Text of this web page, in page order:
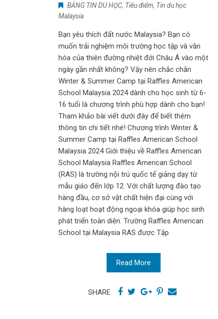
BẢNG TIN DU HỌC, Tiêu điểm, Tin du học
Malaysia
Bạn yêu thích đất nước Malaysia? Bạn có
muốn trải nghiệm môi trường học tập và văn
hóa của thiên đường nhiệt đới Châu Á vào một
ngày gần nhất không? Vậy nên chắc chắn
Winter & Summer Camp tại Raffles American
School Malaysia 2024 dành cho học sinh từ 6-
16 tuổi là chương trình phù hợp dành cho bạn!
Tham khảo bài viết dưới đây để biết thêm
thông tin chi tiết nhé! Chương trình Winter &
Summer Camp tại Raffles American School
Malaysia 2024 Giới thiệu về Raffles American
School Malaysia Raffles American School
(RAS) là trường nội trú quốc tế giảng dạy từ
mẫu giáo đến lớp 12. Với chất lượng đào tạo
hàng đầu, cơ sở vật chất hiện đại cùng với
hàng loạt hoạt động ngoại khóa giúp học sinh
phát triển toàn diện. Trường Raffles American
School tại Malaysia RAS được Tập
Read More
SHARE